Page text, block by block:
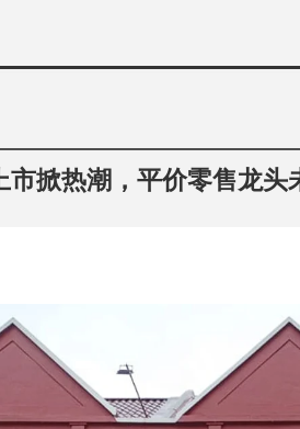
市掀热潮，平价零售龙头